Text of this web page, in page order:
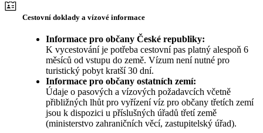
Cestovní doklady a vízové informace
Informace pro občany České republiky:
K vycestování je potřeba cestovní pas platný alespoň 6
měsíců od vstupu do země. Vízum není nutné pro
turistický pobyt kratší 30 dní.
Informace pro občany ostatních zemí:
Údaje o pasových a vízových požadavcích včetně
přibližných lhůt pro vyřízení víz pro občany třetích zemí
jsou k dispozici u příslušných úřadů třetí země
(ministerstvo zahraničních věcí, zastupitelský úřad).